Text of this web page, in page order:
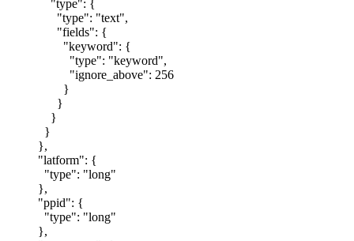
"type": {
"type": "text",
"fields": {
"keyword": {
"type": "keyword",
"ignore_above": 256
}
}
}
}
},
"latform": {
"type": "long"
},
"ppid": {
"type": "long"
},